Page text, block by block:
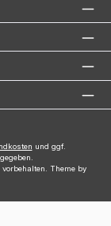
und ggf.
Theme by